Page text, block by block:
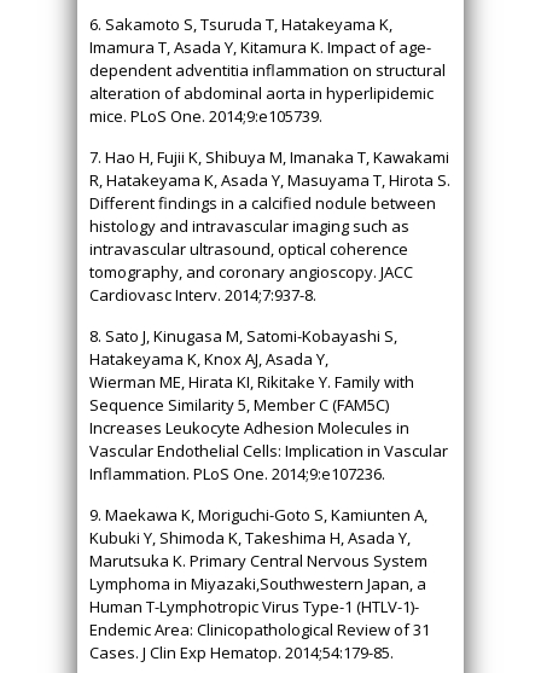
6. Sakamoto S, Tsuruda T, Hatakeyama K,
Imamura T, Asada Y, Kitamura K. Impact of age-
dependent adventitia inflammation on structural
alteration of abdominal aorta in hyperlipidemic
mice. PLoS One. 2014;9:e105739.
7. Hao H, Fujii K, Shibuya M, Imanaka T, Kawakami
R, Hatakeyama K, Asada Y, Masuyama T, Hirota S.
Different findings in a calcified nodule between
histology and intravascular imaging such as
intravascular ultrasound, optical coherence
tomography, and coronary angioscopy. JACC
Cardiovasc Interv. 2014;7:937-8.
8. Sato J, Kinugasa M, Satomi-Kobayashi S,
Hatakeyama K, Knox AJ, Asada Y,
Wierman ME, Hirata KI, Rikitake Y. Family with
Sequence Similarity 5, Member C (FAM5C)
Increases Leukocyte Adhesion Molecules in
Vascular Endothelial Cells: Implication in Vascular
Inflammation. PLoS One. 2014;9:e107236.
9. Maekawa K, Moriguchi-Goto S, Kamiunten A,
Kubuki Y, Shimoda K, Takeshima H, Asada Y,
Marutsuka K. Primary Central Nervous System
Lymphoma in Miyazaki,Southwestern Japan, a
Human T-Lymphotropic Virus Type-1 (HTLV-1)-
Endemic Area: Clinicopathological Review of 31
Cases. J Clin Exp Hematop. 2014;54:179-85.